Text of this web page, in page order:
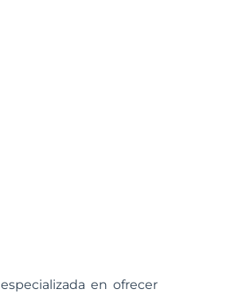
especializada en ofrecer